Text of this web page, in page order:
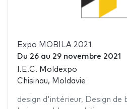
Expo MOBILA 2021
Du 26au 29 novembre 2021
I.E.C. Moldexpo
Chisinau, Moldavie
design d'intérieur, Design de